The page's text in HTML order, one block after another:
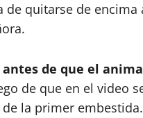
de quitarse de
antes de que el
de que en el video
la primer